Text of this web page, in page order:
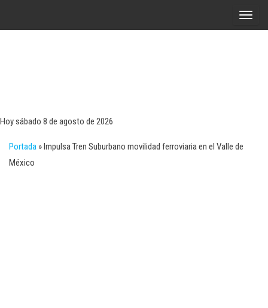
A
Hoy sábado 8 de agosto de 2026
Portada »Impulsa Tren Suburbano movilidad ferroviaria en el Valle de
México